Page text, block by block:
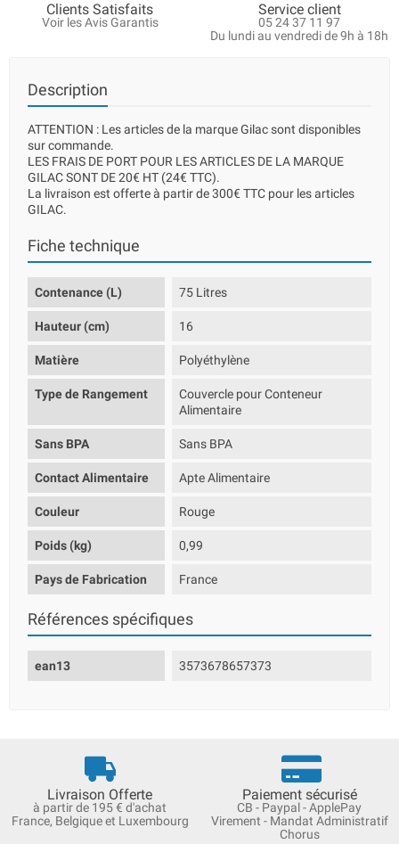
Clients Satisfaits
Voir les Avis Garantis
Service client
05 24 37 11 97
Du lundi au vendredi de 9h à 18h
Description
ATTENTION : Les articles de la marque Gilac sont disponibles
sur commande.
LES FRAIS DE PORT POUR LES ARTICLES DE LA MARQUE
GILAC SONT DE 20€ HT (24€ TTC).
La livraison est offerte à partir de 300€ TTC pour les articles
GILAC.
Fiche technique
Contenance (L) 75 Litres
Hauteur (cm) 16
Matière Polyéthylène
Type de Rangement
Couvercle pour Conteneur
Alimentaire
Sans BPA Sans BPA
Contact Alimentaire Apte Alimentaire
Couleur Rouge
Poids (kg) 0,99
Pays de Fabrication France
Références spécifiques
ean13 3573678657373
Livraison Offerte
à partir de 195 € d'achat
France, Belgique et Luxembourg
Paiement sécurisé
CB - Paypal - ApplePay
Virement - Mandat Administratif
Chorus